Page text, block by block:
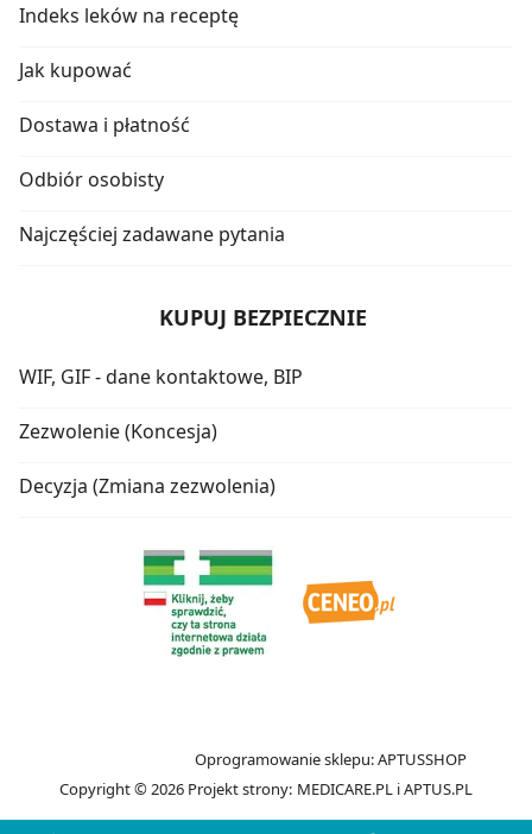
Indeks leków na receptę
Jak kupować
Dostawa i płatność
Odbiór osobisty
Najczęściej zadawane pytania
KUPUJ BEZPIECZNIE
WIF, GIF - dane kontaktowe, BIP
Zezwolenie (Koncesja)
Decyzja (Zmiana zezwolenia)
Copyright © 2026
Oprogramowanie sklepu:APTUSSHOP
Projekt strony: MEDICARE.PL iAPTUS.PL